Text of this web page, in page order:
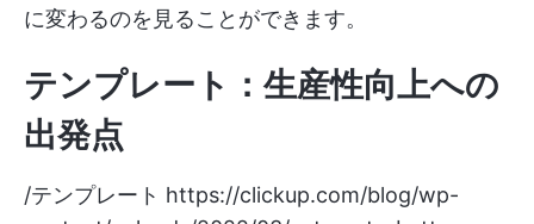
に変わるのを見ることができます。
テンプレート：生産性向上への
出発点
/テンプレート https://clickup.com/blog/wp-